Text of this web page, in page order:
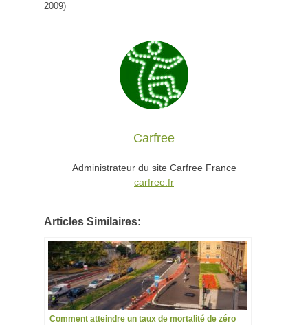
2009)
Carfree
Administrateur du site Carfree France
carfree.fr
Articles Similaires:
Comment atteindre un taux de mortalité de zéro